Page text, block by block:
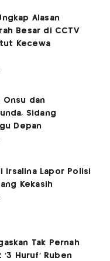
Alasan
Besar di CCTV
Kecewa
Onsu dan
Sidang
Depan
Irsalina Lapor Polisi
Kekasih
Tak Pernah
'3 Huruf' Ruben